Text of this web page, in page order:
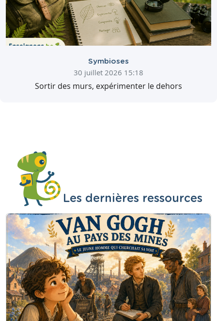
Symbioses
30 juillet 2026 15:18
Sortir des murs, expérimenter le dehors
Les dernières ressources